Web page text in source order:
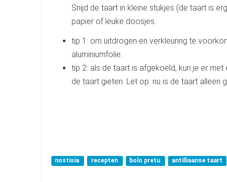
Snijd de taart in kleine stukjes (de taart is
papier of leuke doosjes.
tip 1: om uitdrogen en verkleuring te
aluminiumfolie.
tip 2: als de taart is afgekoeld, kun je er
de taart gieten. Let op: nu is de taart alleen
nostisia recepten bolo pretu antilliaanse taart